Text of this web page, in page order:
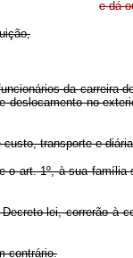
e dá
da carreira
no
transporte e
art. 1º, à sua
lei, correrão
contrário.